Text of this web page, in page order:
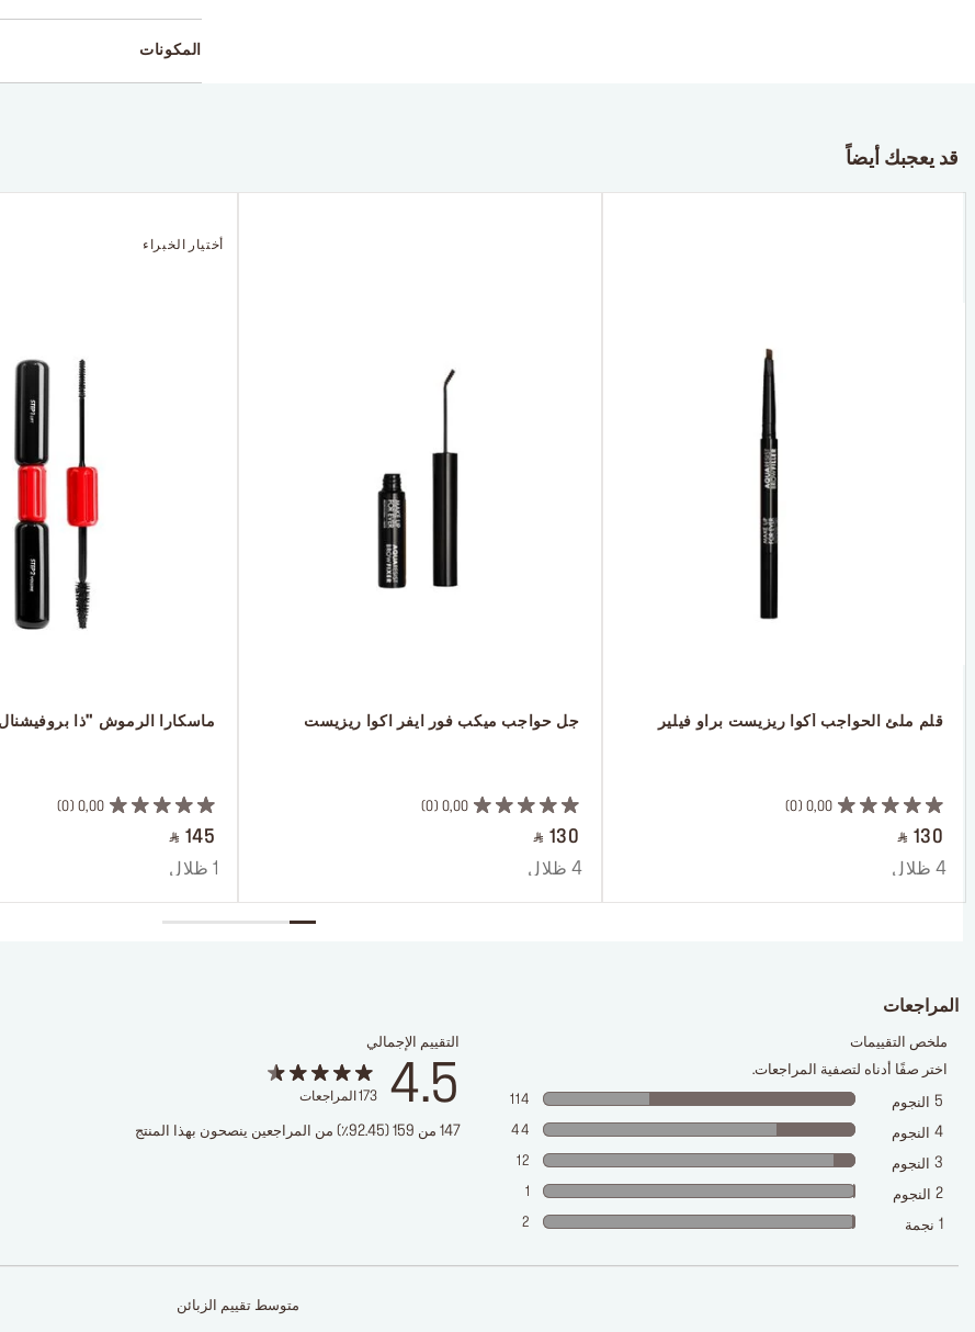
المكونات
قد يعجبك أيضاً
أختيار الخبراء
ماسكارا الرموش "ذا
0,00
0
‎ ⃁ 145 ‎
1 ظلال
جل حواجب ميكب فور ايفر اكوا ريزيست
0,00
0
‎ ⃁ 130 ‎
4 ظلال
قلم ملئ الحواجب أكوا ريزيست براو فيلير
0,00
0
‎ ⃁ 130 ‎
4 ظلال
المراجعات
ملخص التقييمات
اختر صفًا أدناه لتصفية المراجعات.
5 النجوم 114
4 النجوم 44
3 النجوم 12
2 النجوم 1
1 نجمة 2
التقييم الإجمالي
4.5
173 المراجعات
147 من 159 (92.45٪) من المراجعين ينصحون بهذا المنتج
متوسط تقييم الزبائن